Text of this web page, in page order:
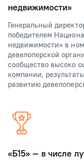
недвижимости»
Генеральный
победителем
недвижимости» в
девелоперской
сообщество высоко
компании,
развитию
«Б15» — в числе